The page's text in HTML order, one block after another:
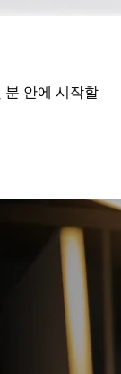
분 안에 시작할